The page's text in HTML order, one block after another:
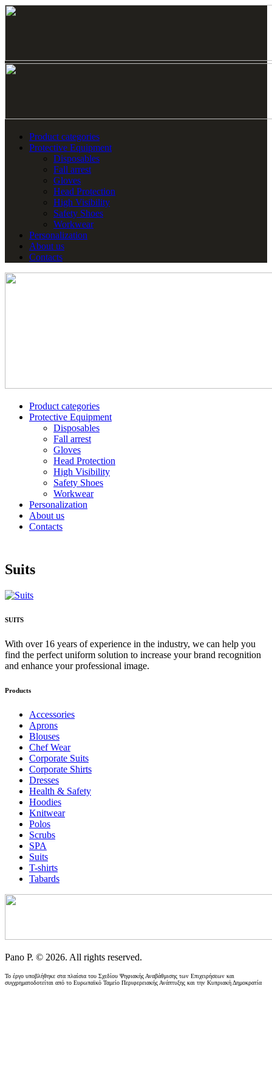
Product categories
Protective Equipment
Disposables
Fall arrest
Gloves
Head Protection
High Visibility
Safety Shoes
Workwear
Personalization
About us
Contacts
Product categories
Protective Equipment
Disposables
Fall arrest
Gloves
Head Protection
High Visibility
Safety Shoes
Workwear
Personalization
About us
Contacts
Suits
SUITS
With over 16 years of experience in the industry, we can help you
find the perfect uniform solution to increase your brand recognition
and enhance your professional image.
Products
Accessories
Aprons
Blouses
Chef Wear
Corporate Suits
Corporate Shirts
Dresses
Health & Safety
Hoodies
Knitwear
Polos
Scrubs
SPA
Suits
T-shirts
Tabards
Pano P. © 2026. All rights reserved.
Το έργο υποβλήθηκε στα πλαίσια του Σχεδίου Ψηφιακής Αναβάθμισης των Επιχειρήσεων και
συγχρηματοδοτείται από το Ευρωπαϊκό Ταμείο Περιφερειακής Ανάπτυξης και την Κυπριακή Δημοκρατία